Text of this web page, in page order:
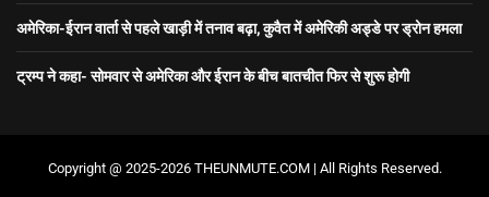
अमेरिका-ईरान वार्ता से पहले खाड़ी में तनाव बढ़ा, कुवैत में अमेरिकी अड्डे पर ड्रोन हमला
ट्रम्प ने कहा- सोमवार से अमेरिका और ईरान के बीच बातचीत फिर से शुरू होगी
Copyright @ 2025-2026 THEUNMUTE.COM | All Rights Reserved.